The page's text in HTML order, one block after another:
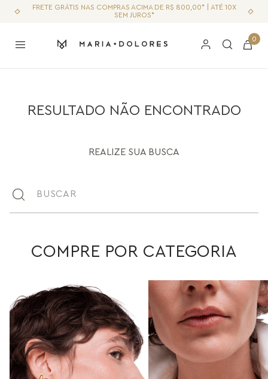
FRETE GRÁTIS NAS COMPRAS ACIMA DE R$ 800,00* | ATÉ 10X
SEM JUROS*
0
RESULTADO NÃO ENCONTRADO
REALIZE SUA BUSCA
Buscar
COMPRE POR CATEGORIA